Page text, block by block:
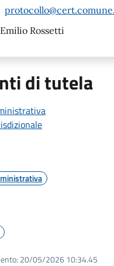
Emilio Rossetti
di tutela
20/05/2026 10:34.45